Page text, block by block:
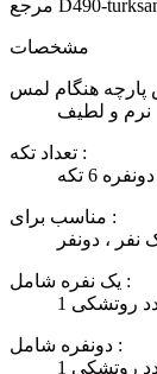
D490-
مشخصات
نرم و لطیف
تعداد تکه :
مناسب برای :
نفر ، دونفر
یک نفره شامل :
دونفره شامل :